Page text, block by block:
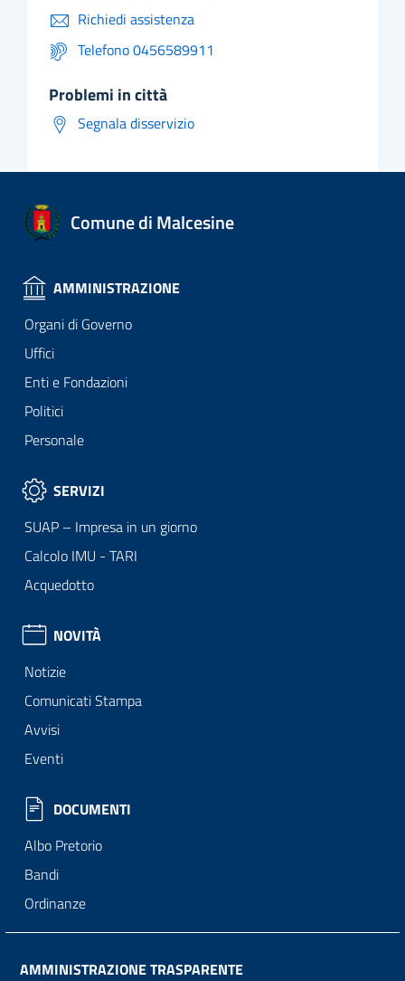
Richiedi assistenza
Telefono 0456589911
problemi in città
Segnala disservizio
Comune di Malcesine
AMMINISTRAZIONE
Organi di Governo
Uffici
Enti e Fondazioni
Politici
Personale
SERVIZI
SUAP – Impresa in un giorno
Calcolo IMU - TARI
Acquedotto
NOVITÀ
Notizie
Comunicati Stampa
Avvisi
Eventi
DOCUMENTI
Albo Pretorio
Bandi
Ordinanze
AMMINISTRAZIONE TRASPARENTE